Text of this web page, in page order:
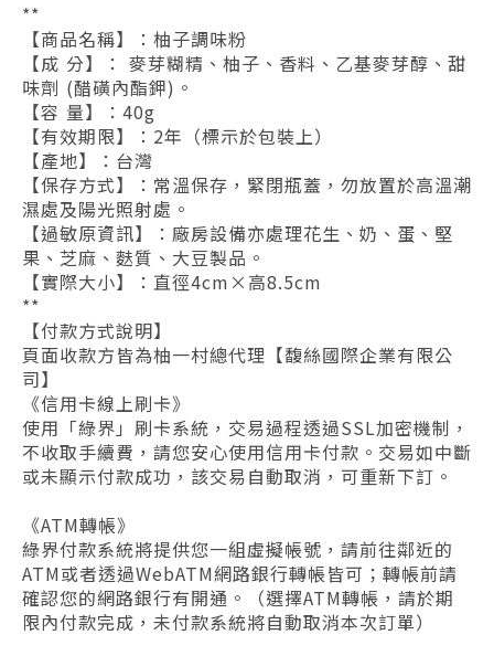
**
【商品名稱】：柚子調味粉
【成 分】： 麥芽糊精、柚子、香料、乙基麥芽醇、甜
味劑 (醋磺內酯鉀)。
【容 量】：40g
【有效期限】：2年（標示於包裝上）
【產地】：台灣
【保存方式】：常溫保存，緊閉瓶蓋，勿放置於高溫潮
濕處及陽光照射處。
【過敏原資訊】：廠房設備亦處理花生、奶、蛋、堅
果、芝麻、麩質、大豆製品。
【實際大小】：直徑4cm×高8.5cm
**
【付款方式說明】
頁面收款方皆為柚一村總代理【馥絲國際企業有限公
司】
《信用卡線上刷卡》
使用「綠界」刷卡系統，交易過程透過SSL加密機制，
不收取手續費，請您安心使用信用卡付款。交易如中斷
或未顯示付款成功，該交易自動取消，可重新下訂。
《ATM轉帳》
綠界付款系統將提供您一組虛擬帳號，請前往鄰近的
ATM或者透過WebATM網路銀行轉帳皆可；轉帳前請
確認您的網路銀行有開通。（選擇ATM轉帳，請於期
限內付款完成，未付款系統將自動取消本次訂單）